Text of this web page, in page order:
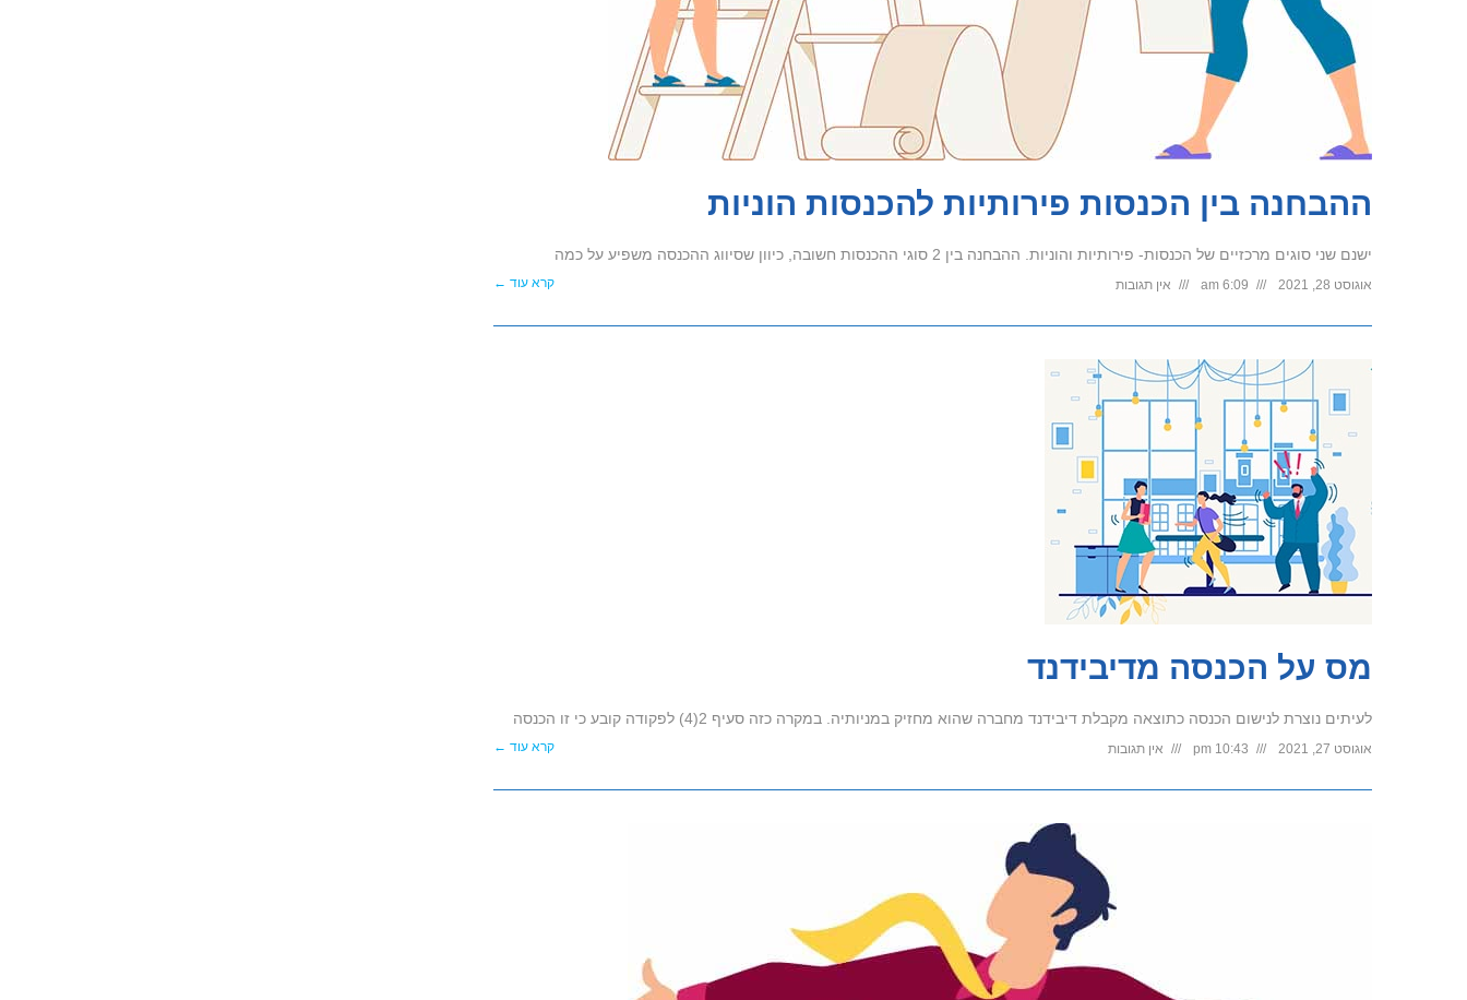
ההבחנה בין הכנסות פירותיות להכנסות הוניות
ישנם שני סוגים מרכזיים של הכנסות- פירותיות והוניות. ההבחנה בין 2 סוגי ההכנסות חשובה, כיוון שסיווג ההכנסה משפיע על כמה
אוגוסט 28, 2021 6:09 am אין תגובות קרא עוד ←
מס על הכנסה מדיבידנד
לעיתים נוצרת לנישום הכנסה כתוצאה מקבלת דיבידנד מחברה שהוא מחזיק במניותיה. במקרה כזה סעיף 2(4) לפקודה קובע כי זו הכנסה
אוגוסט 27, 2021 10:43 pm אין תגובות קרא עוד ←